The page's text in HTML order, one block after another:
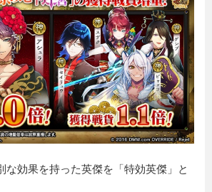
な効果を持った英傑を「特効英傑」と